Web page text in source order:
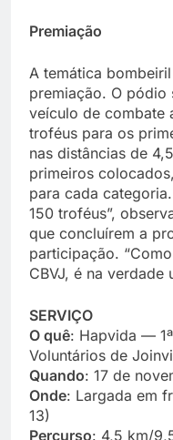
Premiação
A temática
premiação. O pódio
veículo de combate
troféus para os
nas distâncias de
primeiros
para cada
150 troféus”,
que concluírem a
participação.
CBVJ, é na verdade
SERVIÇO
O quê: Hapvida —
Voluntários de
Quando: 17 de
Onde: Largada em
13)
Percurso: 4,5 km/